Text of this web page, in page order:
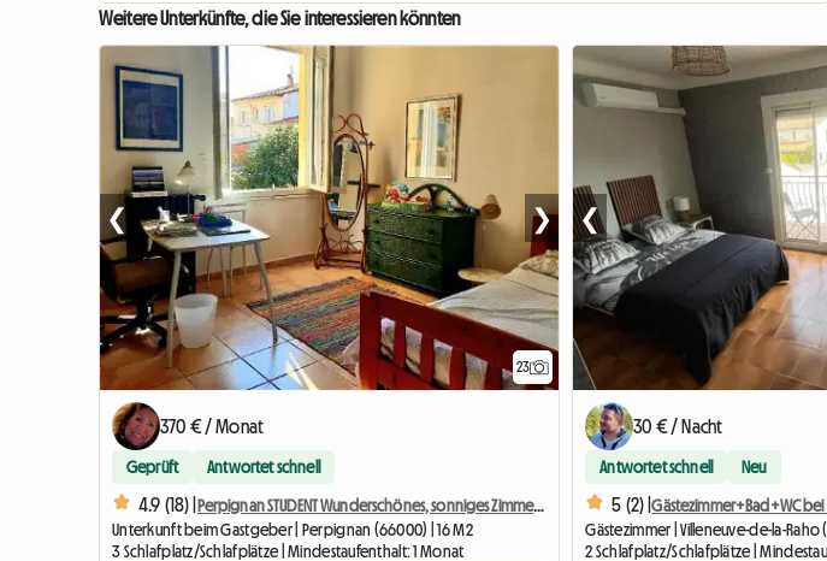
Weitere Unterkünfte, die Sie interessieren könnten
23
❮ ❯
370 € / Monat
Geprüft Antwortet schnell
4.9 (18) |
Perpignan STUDENT Wunderschönes, sonniges Zimmer! INNENSTADT
Unterkunft beim Gastgeber | Perpignan (66000) | 16 M2
3 Schlafplatz/Schlafplätze | Mindestaufenthalt: 1 Monat
❮
30 € / Nacht
Antwortet schnell Neu
5 (2) |
Gästezimmer | Villeneuve-de-la-Raho
2 Schlafplatz/Schlafplätze |